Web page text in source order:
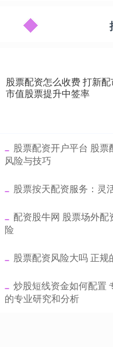
股票配资怎么收费 打新
市值股票提升中签率
股票配资开户平台 股
风险与技巧
股票按天配资服务：灵
配资股牛网 股票场外
险
股票配资风险大吗 正
炒股短线资金如何配置
的专业研究和分析